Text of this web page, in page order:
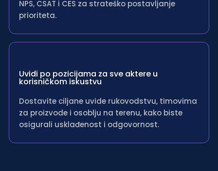
NPS, CSAT i CES za strateško postavljanje
prioriteta.
Uvidi po pozicijama za sve aktere u
korisničkom iskustvu
Dostavite ciljane uvide rukovodstvu, timovima
za proizvode i osoblju na terenu, kako biste
osigurali usklađenost i odgovornost.